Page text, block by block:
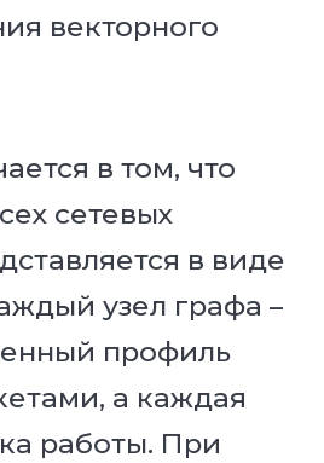
векторного
в том, что
сетевых
в виде
узел графа –
профиль
а каждая
работы. При